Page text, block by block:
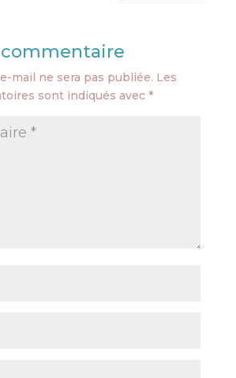
commentaire
mail ne sera pas publiée. Les
sont indiqués avec *